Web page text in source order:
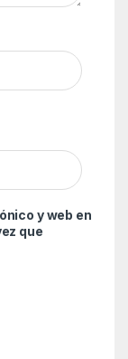
y web en
que